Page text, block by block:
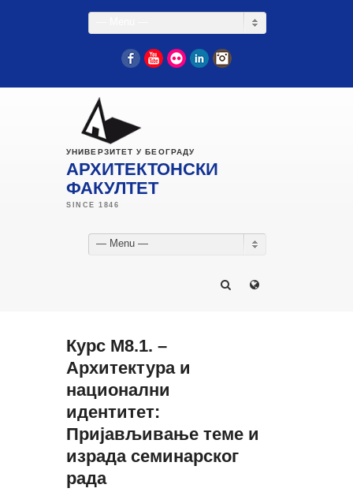
FacebookYouTube
Flickr LinkedIn
УНИВЕРЗИТЕТ У БЕОГРАДУ
АРХИТЕКТОНСКИ
ФАКУЛТЕТ
— Menu —
Курс М8.1. –
Архитектура и
национални
идентитет:
Пријављивање теме и
израда семинарског
рада